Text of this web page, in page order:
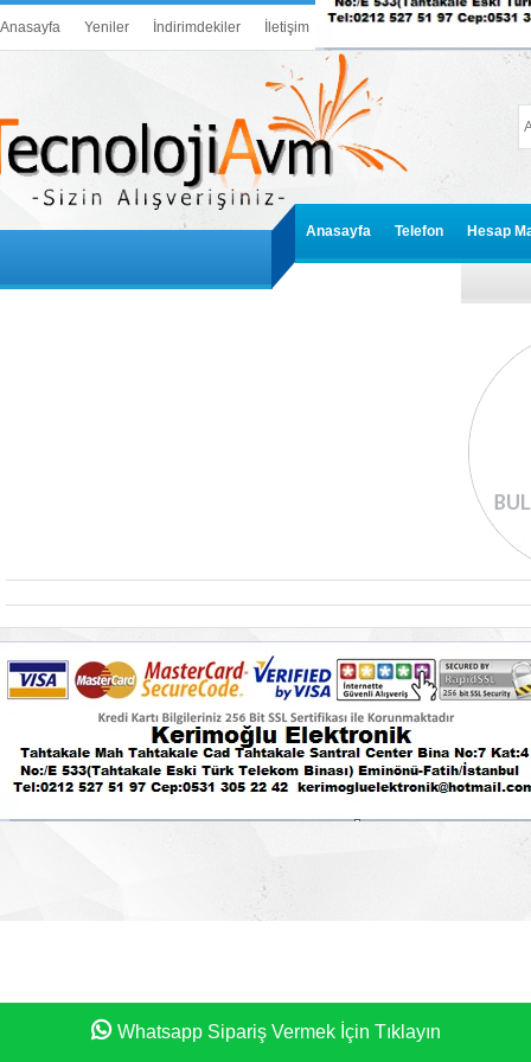
Anasayfa Yeniler İndirimdekiler İletişim
Anasayfa Telefon Hesap
Whatsapp Sipariş Vermek İçin Tıklayın